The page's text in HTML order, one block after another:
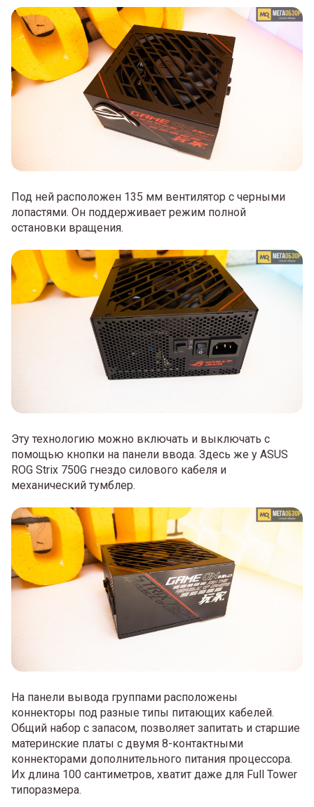
Под ней расположен 135 мм вентилятор с черными
лопастями. Он поддерживает режим полной
остановки вращения.
Эту технологию можно включать и выключать с
помощью кнопки на панели ввода. Здесь же у ASUS
ROG Strix 750G гнездо силового кабеля и
механический тумблер.
На панели вывода группами расположены
коннекторы под разные типы питающих кабелей.
Общий набор с запасом, позволяет запитать и старшие
материнские платы с двумя 8-контактными
коннекторами дополнительного питания процессора.
Их длина 100 сантиметров, хватит даже для Full Tower
типоразмера.